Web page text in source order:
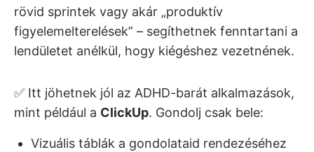
rövid sprintek vagy akár „produktív
figyelemelterelések” – segíthetnek fenntartani a
lendületet anélkül, hogy kiégéshez vezetnének.
✅ Itt jöhetnek jól az ADHD-barát alkalmazások,
mint például a ClickUp. Gondolj csak bele:
Vizuális táblák a gondolataid rendezéséhez